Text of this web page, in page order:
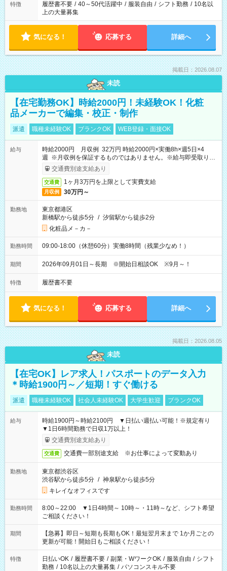
特徴 履歴書不要 / 40～50代活躍中 / 服装自由 / シフト勤務 / 10名以
上の大量募集
気になる！ 応募する 詳細へ
掲載日：2026.08.07
未読
【在宅勤務OK】時給2000円！未経験OK！化粧
品メーカーで編集・校正・制作
派遣 職種未経験OK ブランクOK WEB登録・面接OK
給与
時給2000円 月収例 32万円 時給2000円×実働8h×週5日×4
週 ※月収例を保証するものではありません。※給与即受取りサ
ービス利用可（利用条件有）
交通費別途支給あり
交通費 1ヶ月3万円を上限として実費支給
月収例 30万円～
勤務地
東京都港区
新橋駅から徒歩5分 / 汐留駅から徒歩2分
化粧品メ－カ－
勤務時間 09:00-18:00（休憩60分）実働8時間（残業少なめ！）
期間 2026年09月01日～長期 ※開始日相談OK ※9月～！
特徴 履歴書不要
気になる！ 応募する 詳細へ
掲載日：2026.08.05
未読
【在宅OK】レア求人！パスポートのデータ入力
＊時給1900円～／短期！すぐ働ける
派遣 職種未経験OK 社会人未経験OK 大学生歓迎 ブランクOK
給与
時給1900円～時給2100円 ▼日払い週払い可能！※規定有り
▼1日6時間勤務で日収1万以上！
交通費別途支給あり
交通費 交通費一部別途支給 ※お仕事によって変動あり
勤務地
東京都渋谷区
渋谷駅から徒歩5分 / 神泉駅から徒歩5分
キレイなオフィスです
勤務時間
8:00～22:00 ▼1日4時間～ 10時～・11時～など、シフト希望
ご相談ください！
期間
【急募】即日～短期も長期もOK！最短翌月末まで 1か月ごとの
更新が可能！開始日もご相談ください！
特徴 日払いOK / 履歴書不要 / 副業・WワークOK / 服装自由 / シフト
勤務 / 10名以上の大量募集 / パソコンスキル不要